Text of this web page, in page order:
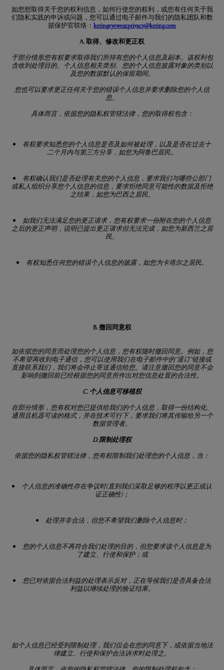
如您想取得关于您的权利信息，如何行使您的权利，或您有任何关于我
们隐私实践的申诉或问题，您可以通过电子邮件与我们的隐私团队和数
据保护官联络： keringeyewear.privacy@kering.com
A. 取得、修改和更正权
于部分情形您有权要求取得我们所持有您的个人信息及副本。该权利包
含收到处理目的、个人信息相关类别、您的个人信息披露对象的类别以
及您的数据默认的保留期间。
您也可以要求更正任何关于您的错误个人信息并要求删除您的个人信
息。
具体而言，依据您的隐私权管辖法律，您的取得权包含：
有权要求知悉您的个人信息是否及如何被处理，以及是否在过去十
二个月内与第三方分享，如您为阿鲁巴居民。
有权确认我们是否处理有关您的个人信息，要求我们与哪些公部门
或私人组织分享您个人信息的信息，要求拒绝同意可能性的数据及拒绝
之结果，如您为巴西之居民。
如我们无法满足您的更正请求，您有权要求一份附在您的个人信息
之后的更正声明，说明已提出更正请求但无法完成，如您为新西兰之居
民。
有权知悉任何您的错误个人信息的披露，如您为卡塔尔之居民。
B. 撤回同意权
如依据您的同意而处理您的个人信息，您有权随时撤回同意。例如，您
不希望再收到电子通信，您可以使用我们在电子邮件中的”退订”链接或
直接联系我们，我们将会停止寄送通信给您。请注意撤回您的同意不会
影响到撤回前已经根据您的同意所作出对您信息处置的合法性。
C. 个人信息可移植权
在部分情形，您有权对您已提供给我们的个人信息，取得一份结构化、
通用且机器可读的格式，并在技术可行下，要求我们将其传输给另一个
数据管理者。
D. 限制处理权
依据您的隐私权管辖法律，您有权限制我们处理您的个人信息，当：
个人信息的准确性存在争议时(直到我们采取足够的程序以更正或认
证正确性)；
处理并非合法，但您不希望我们删除个人信息时；
您的个人信息不再符合我们处理的目的，但您要求该个人信息是为
了建立、行使和保护；或
您已对依据合法利益的处理表示反对，正在等候我们是否具备合法
利益以继续处理的验证结果。
如个人信息已经受到限制处理，我们仅会在您的同意下，或依据当地法
律建立、行使和保护合法诉求时处理之。